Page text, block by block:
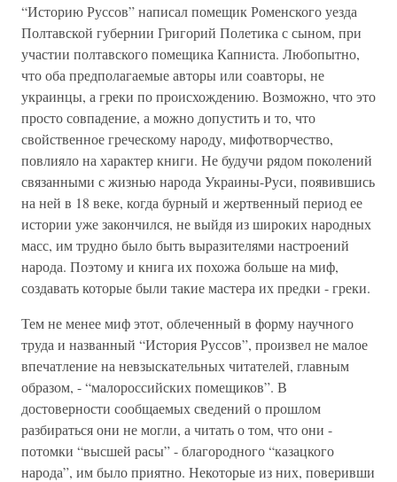
“Историю Руссов” написал помещик Роменского уезда
Полтавской губернии Григорий Полетика с сыном, при
участии полтавского помещика Капниста. Любопытно,
что оба предполагаемые авторы или соавторы, не
украинцы, а греки по происхождению. Возможно, что это
просто совпадение, а можно допустить и то, что
свойственное греческому народу, мифотворчество,
повлияло на характер книги. Не будучи рядом поколений
связанными с жизнью народа Украины-Руси, появившись
на ней в 18 веке, когда бурный и жертвенный период ее
истории уже закончился, не выйдя из широких народных
масс, им трудно было быть выразителями настроений
народа. Поэтому и книга их похожа больше на миф,
создавать которые были такие мастера их предки - греки.
Тем не менее миф этот, облеченный в форму научного
труда и названный “История Руссов”, произвел не малое
впечатление на невзыскательных читателей, главным
образом, - “малороссийских помещиков”. В
достоверности сообщаемых сведений о прошлом
разбираться они не могли, а читать о том, что они -
потомки “высшей расы” - благородного “казацкого
народа”, им было приятно. Некоторые из них, поверивши